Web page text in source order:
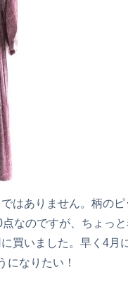
はありません。柄のピ
なのですが、ちょっ
買いました。早く4月
になりたい！